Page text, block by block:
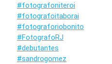
#fotografoniteroi
#fotografoitaborai
#fotograforiobonito
#FotografoRJ
#debutantes
#sandrogomez